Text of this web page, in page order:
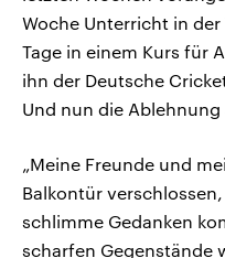
Woche Unterricht in
Tage in einem Kurs für
ihn der Deutsche
Und nun die
„Meine Freunde und
Balkontür
schlimme Gedanken
scharfen Gegenstände